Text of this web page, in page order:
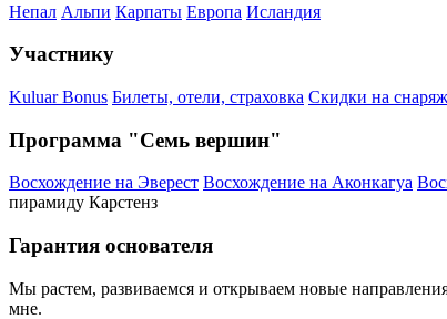
Непал Альпи Карпаты Европа Исландия
Участнику
Kuluar Bonus Билеты, отели, страховка Скидки на
Программа "Семь вершин"
Восхождение на Эверест Восхождение на Аконкагуа
пирамиду Карстенз
Гарантия основателя
Мы растем, развиваемся и открываем новые
мне.